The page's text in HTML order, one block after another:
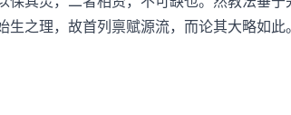
之理，故首列禀赋源流，而论其大略如此。